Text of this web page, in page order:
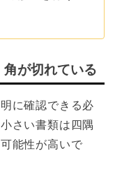
が切れている
に確認できる必
さい書類は四隅
能性が高いで